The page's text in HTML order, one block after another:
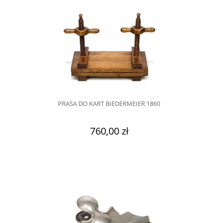
PRASA DO KART BIEDERMEIER 1860
760,00 zł